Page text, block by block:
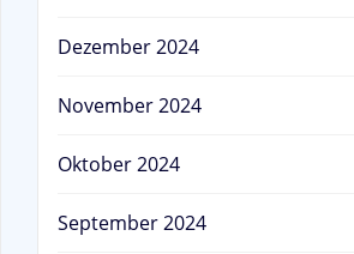
Dezember 2024
November 2024
Oktober 2024
September 2024